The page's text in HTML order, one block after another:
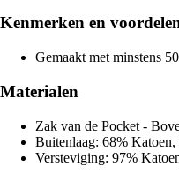
Kenmerken en
Gemaakt met minstens
Materialen
Zak van de Pocket -
Buitenlaag: 68% Katoen,
Versteviging: 97%